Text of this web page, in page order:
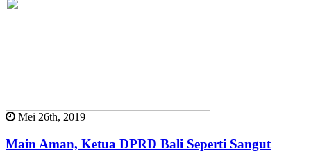
Mei 26th, 2019
Main Aman, Ketua DPRD Bali Seperti Sangut